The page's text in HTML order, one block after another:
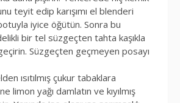
teyit edip karışımı el blenderi
iyice öğütün. Sonra bu
delikli bir tel süzgeçten tahta kaşıkla
Süzgeçten geçmeyen posayı
ısıtılmış çukur tabaklara
limon yağı damlatın ve kıyılmış